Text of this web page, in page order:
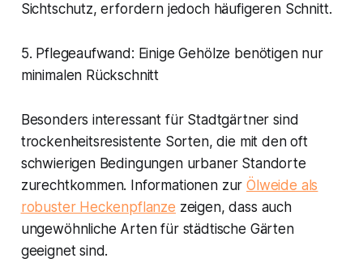
Sichtschutz, erfordern jedoch häufigeren Schnitt.
5. Pflegeaufwand: Einige Gehölze benötigen nur
minimalen Rückschnitt
Besonders interessant für Stadtgärtner sind
trockenheitsresistente Sorten, die mit den oft
schwierigen Bedingungen urbaner Standorte
zurechtkommen. Informationen zurÖlweide als
robuster Heckenpflanze zeigen, dass auch
ungewöhnliche Arten für städtische Gärten
geeignet sind.